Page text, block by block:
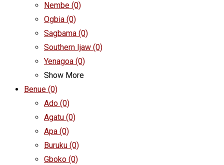
Nembe (0)
Ogbia (0)
Sagbama (0)
Southern Ijaw (0)
Yenagoa (0)
Show More
Benue (0)
Ado (0)
Agatu (0)
Apa (0)
Buruku (0)
Gboko (0)